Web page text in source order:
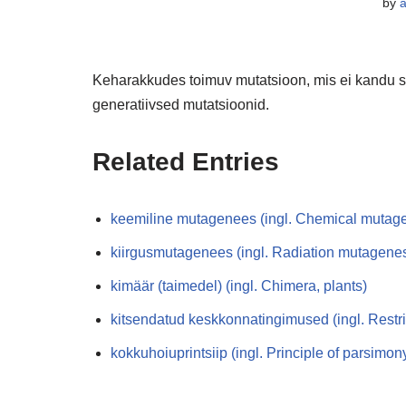
Keharakkudes toimuv mutatsioon, mis ei
generatiivsed mutatsioonid.
Related Entries
keemiline mutagenees (ingl. Chemical
kiirgusmutagenees (ingl. Radiation
kimäär (taimedel) (ingl. Chimera, plants)
kitsendatud keskkonnatingimused (ingl.
kokkuhoiuprintsiip (ingl. Principle of